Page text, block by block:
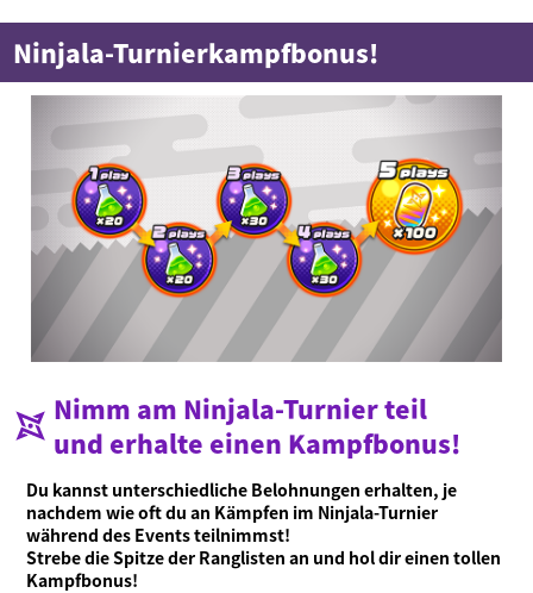
Ninjala-Turnierkampfbonus!
Nimm am Ninjala-Turnier teil
und erhalte einen Kampfbonus!
Du kannst unterschiedliche Belohnungen erhalten, je
nachdem wie oft du an Kämpfen im Ninjala-Turnier
während des Events teilnimmst!
Strebe die Spitze der Ranglisten an und hol dir einen tollen
Kampfbonus!